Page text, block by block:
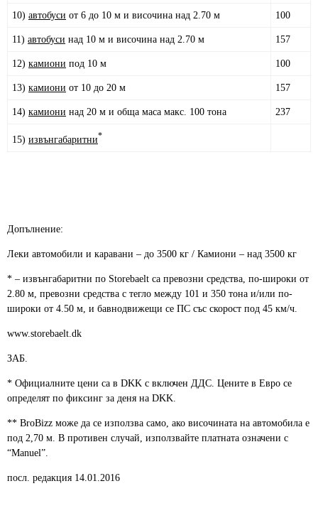
10) автобуси от 6 до 10 м и височина над 2.70 м 100
11) автобуси над 10 м и височина над 2.70 м 157
12) камиони под 10 м 100
13) камиони от 10 до 20 м 157
14) камиони над 20 м и обща маса макс. 100 тона 237
15) извънгабаритни*
Допълнение:
Леки автомобили и каравани – до 3500 кг / Камиони – над 3500 кг
* – извънгабаритни по Storebaelt са превозни средства, по-широки от
2.80 м, превозни средства с тегло между 101 и 350 тона и/или по-
широки от 4.50 м, и бавнодвижещи се ПС със скорост под 45 км/ч.
www.storebaelt.dk
ЗАБ.
* Официалните цени са в DKK с включен ДДС. Цените в Евро се
определят по фиксинг за деня на DKK.
** BroBizz може да се използва само, ако височината на автомобила е
под 2,70 м. В противен случай, използвайте платната означени с
“Manuel”.
посл. редакция 14.01.2016